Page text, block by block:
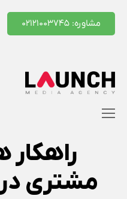
مشاوره: ۰۲۱۲۱۰۰۳۷۴۵
مشتری در